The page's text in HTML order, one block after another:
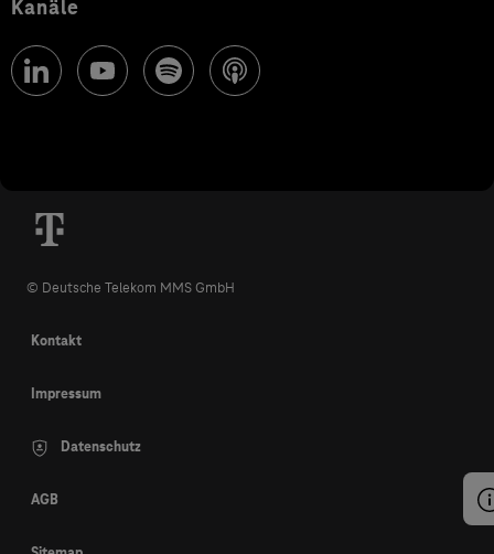
Kanäle
© Deutsche Telekom MMS GmbH
Kontakt
Impressum
Datenschutz
AGB